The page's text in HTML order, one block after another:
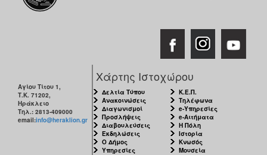
Αγίου Τίτου 1,
Τ.Κ. 71202,
Ηράκλειο
Τηλ.: 2813-409000
email:info@heraklion.gr
Χάρτης Ιστοχώρου
Δελτία Τύπου
Ανακοινώσεις
Διαγωνισμοί
Προσλήψεις
Διαβουλεύσεις
Εκδηλώσεις
Ο Δήμος
Υπηρεσίες
Κ.Ε.Π.
Τηλέφωνα
e-Υπηρεσίες
e-Αιτήματα
Η Πόλη
Ιστορία
Κνωσός
Μουσεία